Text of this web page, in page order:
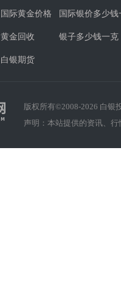
国际黄金价格 国际银价多少钱
黄金回收 银子多少钱一克
白银期货
版权所有©2008-2026 白银
声明：本站提供的资讯、